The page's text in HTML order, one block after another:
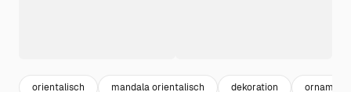
orientalisch mandala orientalisch dekoration